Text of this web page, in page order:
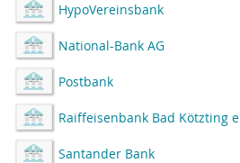
HypoVereinsbank
National-Bank AG
Postbank
Raiffeisenbank Bad Kötzting e
Santander Bank